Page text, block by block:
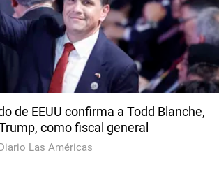
de EEUU confirma a Todd Blanche,
como fiscal general
Las Américas